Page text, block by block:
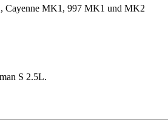
Cayenne MK1, 997 MK1 und MK2
S 2.5L.